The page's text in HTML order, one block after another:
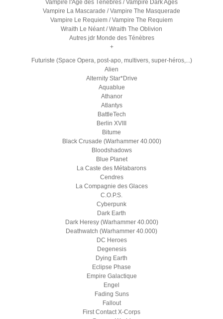
Vampire l'Age des Ténèbres / Vampire Dark Ages
Vampire La Mascarade / Vampire The Masquerade
Vampire Le Requiem / Vampire The Requiem
Wraith Le Néant / Wraith The Oblivion
Autres jdr Monde des Ténèbres
+
Futuriste (Space Opera, post-apo, multivers, super-héros,...)
Alien
Alternity Star*Drive
Aquablue
Athanor
Atlantys
BattleTech
Berlin XVIII
Bitume
Black Crusade (Warhammer 40.000)
Bloodshadows
Blue Planet
La Caste des Métabarons
Cendres
La Compagnie des Glaces
C.O.P.S.
Cyberpunk
Dark Earth
Dark Heresy (Warhammer 40.000)
Deathwatch (Warhammer 40.000)
DC Heroes
Degenesis
Dying Earth
Eclipse Phase
Empire Galactique
Engel
Fading Suns
Fallout
First Contact X-Corps